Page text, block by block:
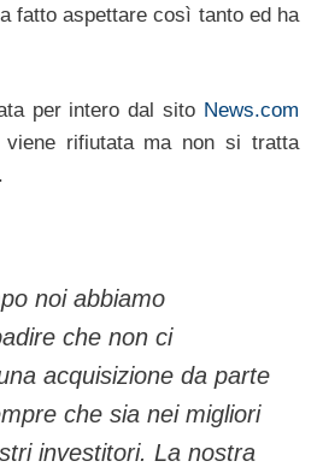
fatto aspettare così tanto ed ha
per intero dal sito News.com
viene rifiutata ma non si tratta
noi abbiamo
che non ci
acquisizione da parte
che sia nei migliori
investitori. La nostra